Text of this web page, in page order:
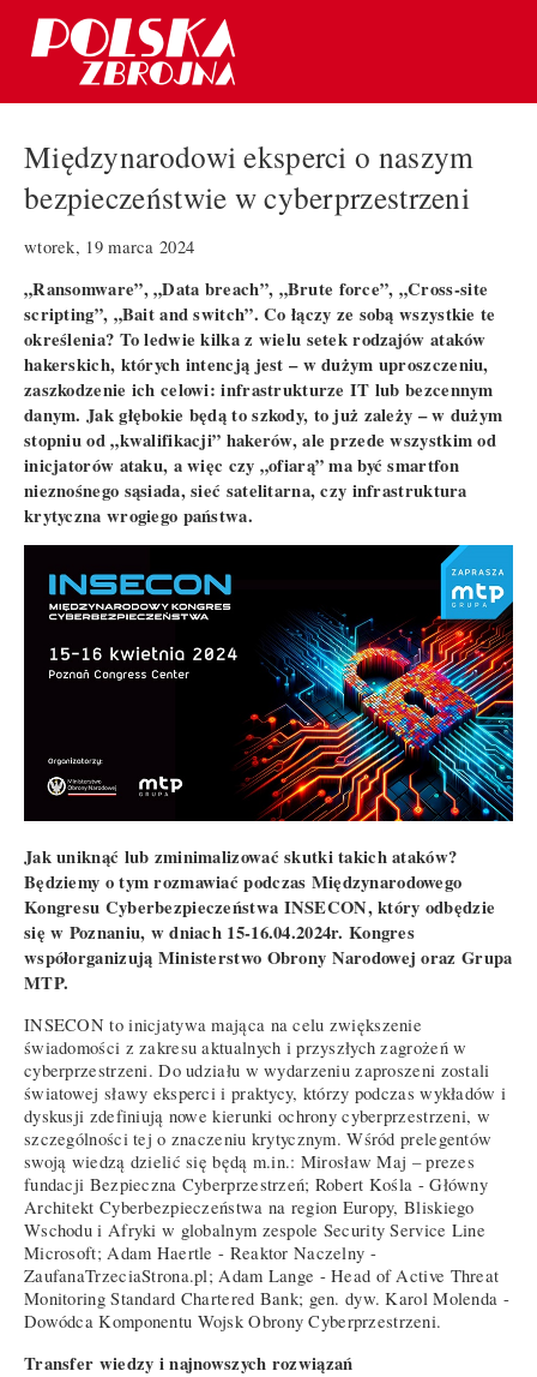
Międzynarodowi eksperci o naszym
bezpieczeństwie w cyberprzestrzeni
wtorek, 19 marca 2024
„Ransomware”, „Data breach”, „Brute force”, „Cross-site
scripting”, „Bait and switch”. Co łączy ze sobą wszystkie te
określenia? To ledwie kilka z wielu setek rodzajów ataków
hakerskich, których intencją jest – w dużym uproszczeniu,
zaszkodzenie ich celowi: infrastrukturze IT lub bezcennym
danym. Jak głębokie będą to szkody, to już zależy – w dużym
stopniu od „kwalifikacji” hakerów, ale przede wszystkim od
inicjatorów ataku, a więc czy „ofiarą” ma być smartfon
nieznośnego sąsiada, sieć satelitarna, czy infrastruktura
krytyczna wrogiego państwa.
Jak uniknąć lub zminimalizować skutki takich ataków?
Będziemy o tym rozmawiać podczas Międzynarodowego
Kongresu Cyberbezpieczeństwa INSECON, który odbędzie
się w Poznaniu, w dniach 15-16.04.2024r. Kongres
współorganizują Ministerstwo Obrony Narodowej oraz Grupa
MTP.
INSECON to inicjatywa mająca na celu zwiększenie
świadomości z zakresu aktualnych i przyszłych zagrożeń w
cyberprzestrzeni. Do udziału w wydarzeniu zaproszeni zostali
światowej sławy eksperci i praktycy, którzy podczas wykładów i
dyskusji zdefiniują nowe kierunki ochrony cyberprzestrzeni, w
szczególności tej o znaczeniu krytycznym. Wśród prelegentów
swoją wiedzą dzielić się będą m.in.: Mirosław Maj – prezes
fundacji Bezpieczna Cyberprzestrzeń; Robert Kośla - Główny
Architekt Cyberbezpieczeństwa na region Europy, Bliskiego
Wschodu i Afryki w globalnym zespole Security Service Line
Microsoft; Adam Haertle - Reaktor Naczelny -
ZaufanaTrzeciaStrona.pl; Adam Lange - Head of Active Threat
Monitoring Standard Chartered Bank; gen. dyw. Karol Molenda -
Dowódca Komponentu Wojsk Obrony Cyberprzestrzeni.
Transfer wiedzy i najnowszych rozwiązań